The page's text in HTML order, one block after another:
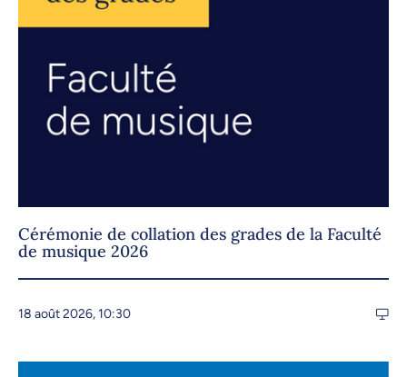
Cérémonie de collation des grades de la Faculté
de musique 2026
18 août 2026, 10:30